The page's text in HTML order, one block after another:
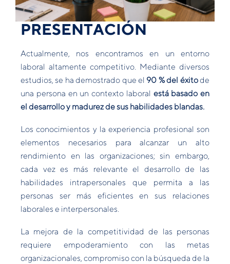
PRESENTACIÓN
Actualmente, nos encontramos en un entorno
laboral altamente competitivo. Mediante diversos
estudios, se ha demostrado que el 90 % del éxitode
una persona en un contexto laboral está basado en
el desarrollo y madurez de sus habilidades blandas.
Los conocimientos y la experiencia profesional son
elementos necesarios para alcanzar un alto
rendimiento en las organizaciones; sin embargo,
cada vez es más relevante el desarrollo de las
habilidades intrapersonales que permita a las
personas ser más eficientes en sus relaciones
laborales e interpersonales.
La mejora de la competitividad de las personas
requiere empoderamiento con las metas
organizacionales, compromiso con la búsqueda de la